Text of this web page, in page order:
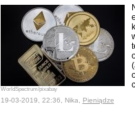
WorldSpectrum/pixabay
19-03-2019, 22:36, Nika, Pieniądze